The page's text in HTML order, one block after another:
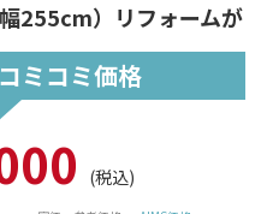
255cm）リフォームが
ミコミ価格
(税込)